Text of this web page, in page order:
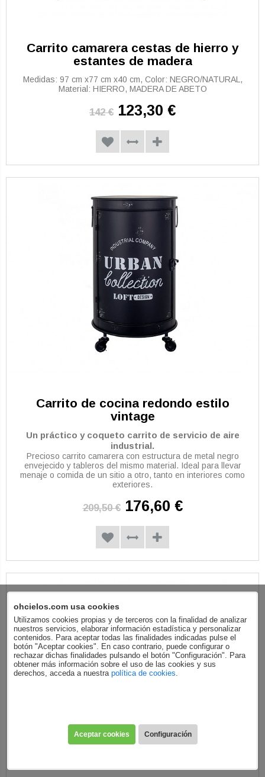
Carrito camarera cestas de hierro y
estantes de madera
Medidas: 97 cm x77 cm x40 cm, Color: NEGRO/NATURAL,
Material: HIERRO, MADERA DE ABETO
142 € 123,30 €
Carrito de cocina redondo estilo
vintage
Un práctico y coqueto carrito de servicio de aire
industrial.
Precioso carrito camarera con estructura de metal negro
envejecido y tableros del mismo material. Ideal para llevar
menaje o comida de un sitio a otro, tanto en interiores como
exteriores.
209,50 € 176,60 €
ohcielos.com usa cookies
Utilizamos cookies propias y de terceros con la finalidad de analizar
nuestros servicios, elaborar información estadística y personalizar
contenidos. Para aceptar todas las finalidades indicadas pulse el
botón "Aceptar cookies". En caso contrario, puede configurar o
rechazar dichas finalidades pulsando el botón "Configuración". Para
obtener más información sobre el uso de las cookies y sus
derechos, acceda a nuestra política de cookies.
Aceptar cookies Configuración